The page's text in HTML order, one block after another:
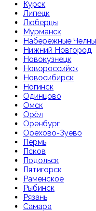
Курск
Липецк
Люберцы
Мурманск
Набережные Челны
Нижний Новгород
Новокузнецк
Новороссийск
Новосибирск
Ногинск
Одинцово
Омск
Орёл
Оренбург
Орехово-Зуево
Пермь
Псков
Подольск
Пятигорск
Раменское
Рыбинск
Рязань
Самара